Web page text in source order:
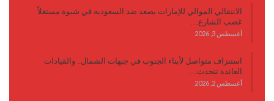
الانتقالي الموالي للإمارات يصعد ضد السعودية في شبوة مستغلاً
غضب الشارع…
أغسطس 3, 2026
استنزاف متواصل لأبناء الجنوب في جبهات الشمال.. والقيادات
العائدة تتحدث…
أغسطس 2, 2026